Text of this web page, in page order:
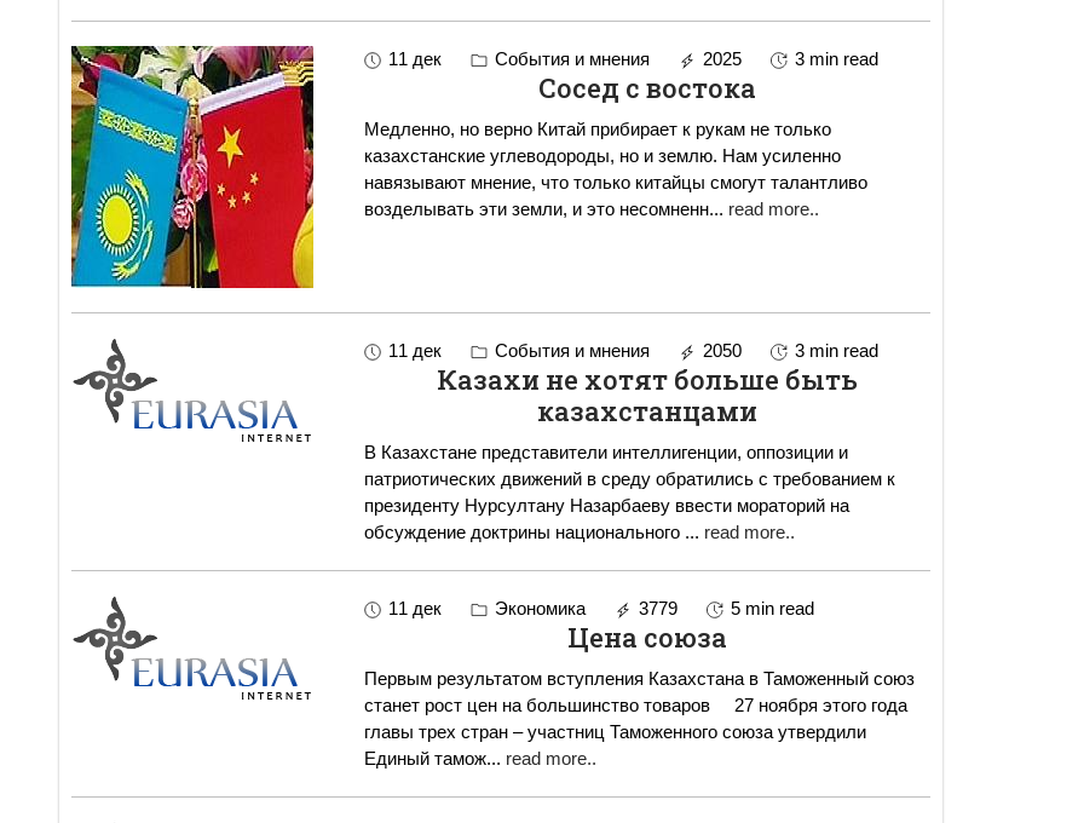
11 дек События и мнения 2025 3 min read
Сосед с востока
Медленно, но верно Китай прибирает к рукам не только
казахстанские углеводороды, но и землю. Нам усиленно
навязывают мнение, что только китайцы смогут талантливо
возделывать эти земли, и это несомненн... read more..
11 дек События и мнения 2050 3 min read
Казахи не хотят больше быть
казахстанцами
В Казахстане представители интеллигенции, оппозиции и
патриотических движений в среду обратились с требованием к
президенту Нурсултану Назарбаеву ввести мораторий на
обсуждение доктрины национального ... read more..
11 дек Экономика 3779 5 min read
Цена союза
Первым результатом вступления Казахстана в Таможенный союз
станет рост цен на большинство товаров 27 ноября этого года
главы трех стран – участниц Таможенного союза утвердили
Единый тамож... read more..